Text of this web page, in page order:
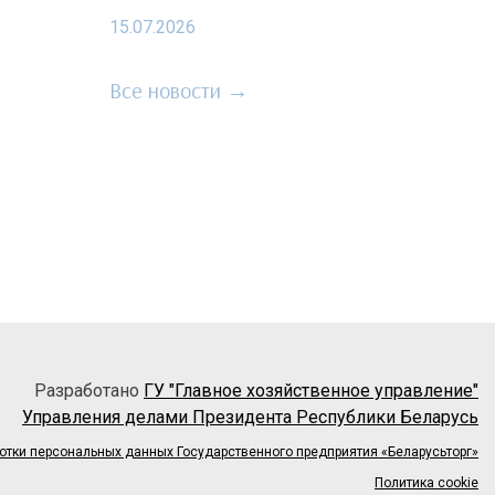
15.07.2026
Все новости →
Разработано ГУ "Главное хозяйственное управление"
Управления делами Президента Республики Беларусь
персональных данных Государственного предприятия «Беларусьторг»
Политика cookie